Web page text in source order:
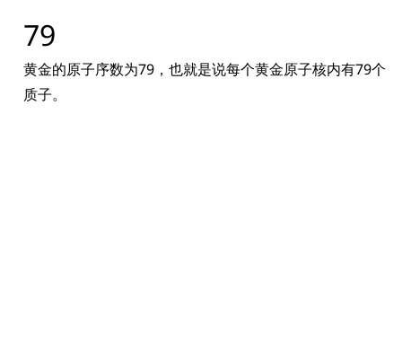
79
黄金的原子序数为79，也就是说每个黄金原子核内有79个
质子。